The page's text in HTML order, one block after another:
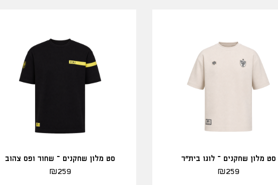
סט מלון שחקנים – לוגו בית"ר
₪259
סט מלון שחקנים – שחור ופס צהוב
₪259